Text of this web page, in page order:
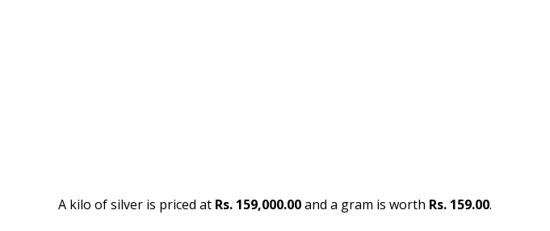
A kilo of silver is priced at Rs. 159,000.00and a gram is worth Rs. 159.00.